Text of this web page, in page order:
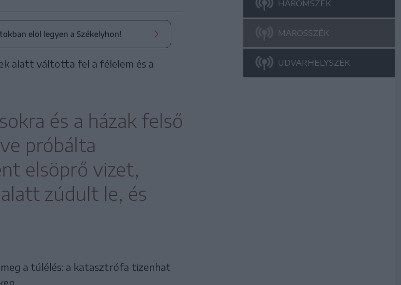
elöl legyen a Székelyhon!
alatt váltotta fel a félelem és a
és a házak felső
próbálta
elsöprő vizet,
zúdult le, és
a túlélés: a katasztrófa tizenhat
HÁROMSZÉK
MAROSSZÉK
UDVARHELYSZÉK